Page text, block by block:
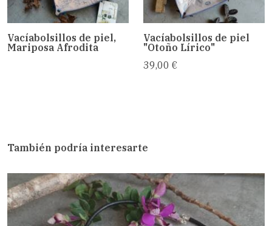
Vacíabolsillos de piel,
Mariposa Afrodita
Vacíabolsillos de piel
"Otoño Lírico"
39,00 €
También podría interesarte